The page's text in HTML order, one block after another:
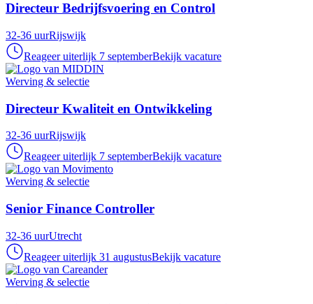
Directeur Bedrijfsvoering en Control
32-36 uurRijswijk
Reageer uiterlijk 7 septemberBekijk vacature
Werving & selectie
Directeur Kwaliteit en Ontwikkeling
32-36 uurRijswijk
Reageer uiterlijk 7 septemberBekijk vacature
Werving & selectie
Senior Finance Controller
32-36 uurUtrecht
Reageer uiterlijk 31 augustusBekijk vacature
Werving & selectie